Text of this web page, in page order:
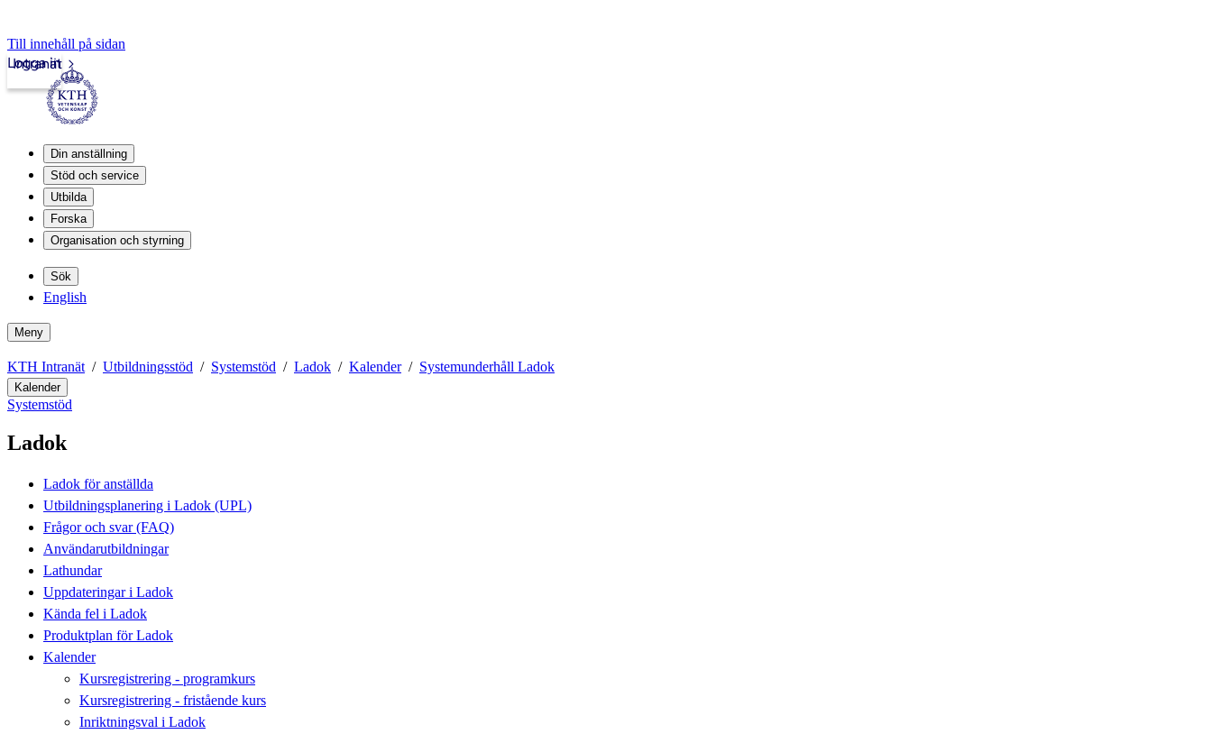
Till innehåll på sidan
Intranät
Logga in
Din anställning
Stöd och service
Utbilda
Forska
Organisation och styrning
Sök
English
Meny
KTH Intranät Utbildningsstöd Systemstöd Ladok Kalender Systemunderhåll Ladok
Kalender
Systemstöd
Ladok
Ladok för anställda
Utbildningsplanering i Ladok (UPL)
Frågor och svar (FAQ)
Användarutbildningar
Lathundar
Uppdateringar i Ladok
Kända fel i Ladok
Produktplan för Ladok
Kalender
Kursregistrering - programkurs
Kursregistrering - fristående kurs
Inriktningsval i Ladok